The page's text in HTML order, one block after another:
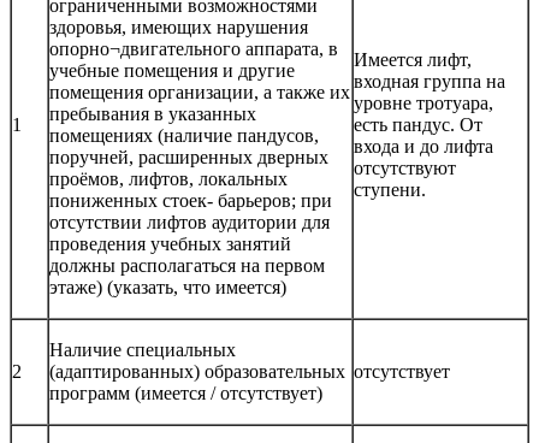
1
ограниченными возможностями
здоровья, имеющих нарушения
опорно¬двигательного аппарата, в
учебные помещения и другие
помещения организации, а также их
пребывания в указанных
помещениях (наличие пандусов,
поручней, расширенных дверных
проёмов, лифтов, локальных
пониженных стоек- барьеров; при
отсутствии лифтов аудитории для
проведения учебных занятий
должны располагаться на первом
этаже) (указать, что имеется)
Имеется лифт,
входная группа на
уровне тротуара,
есть пандус. От
входа и до лифта
отсутствуют
ступени.
2
Наличие специальных
(адаптированных) образовательных
программ (имеется / отсутствует)
отсутствует